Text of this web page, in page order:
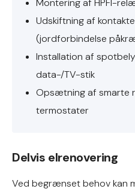
Montering af HPFI-
Udskiftning af
(jordforbindelse
Installation af
data-/TV-stik
Opsætning af smarte
termostater
Delvis elrenovering
Ved begrænset behov kan